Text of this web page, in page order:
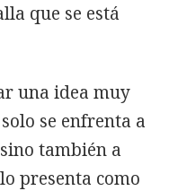
que se está
una idea muy
se enfrenta a
también a
presenta como